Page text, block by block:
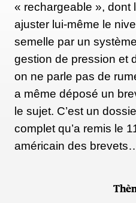
« rechargeable », dont
ajuster lui-même le
semelle par un
gestion de pression et
on ne parle pas de
a même déposé un
le sujet. C’est un
complet qu’a remis le
américain des